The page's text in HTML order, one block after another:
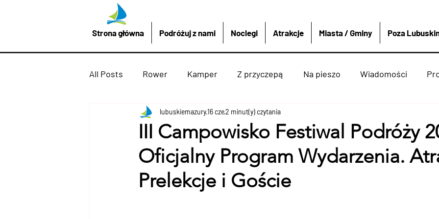
Strona główna Podróżuj z nami Noclegi Atrakcje Miasta / Gminy Poza
All Posts Rower Kamper Z przyczepą Na pieszo Wiadomości
Promocje z LubuskieMazury Strzelce krajeńskie
Imprezy atrakcje Drezdenko Dobiegniew Atrakcje Rzeki Jeziora
Podróżuj z nami żaglówką Miasta Gminy
III Campowisko Festiwal Podróży
Oficjalny Program Wydarzenia.
Prelekcje i Goście
lubuskiemazury16 cze2 minut(y) czytania